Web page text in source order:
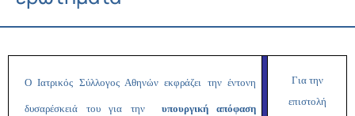
Ο Ιατρικός Σύλλογος Αθηνών εκφράζει την έντονη
δυσαρέσκειά του για την υπουργική απόφαση
Για την
επιστολή